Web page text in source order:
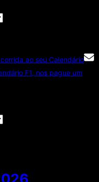
ao seu Calendário
F1, nos pague um